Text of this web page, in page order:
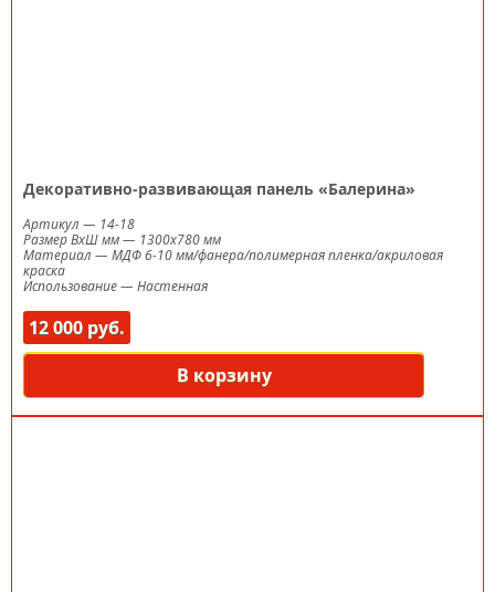
Декоративно-развивающая панель «Балерина»
Артикул — 14-18
Размер ВxШ мм— 1300х780 мм
Материал — МДФ 6-10 мм/фанера/полимерная пленка/акриловая
краска
Использование— Настенная
12 000 руб.
В корзину